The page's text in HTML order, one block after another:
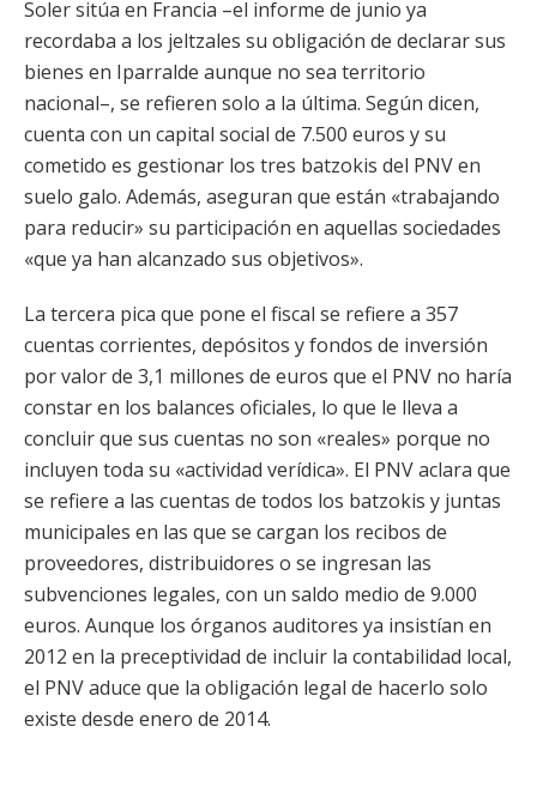
Soler sitúa en Francia –el informe de junio ya
recordaba a los jeltzales su obligación de declarar sus
bienes en Iparralde aunque no sea territorio
nacional–, se refieren solo a la última. Según dicen,
cuenta con un capital social de 7.500 euros y su
cometido es gestionar los tres batzokis del PNV en
suelo galo. Además, aseguran que están «trabajando
para reducir» su participación en aquellas sociedades
«que ya han alcanzado sus objetivos».
La tercera pica que pone el fiscal se refiere a 357
cuentas corrientes, depósitos y fondos de inversión
por valor de 3,1 millones de euros que el PNV no haría
constar en los balances oficiales, lo que le lleva a
concluir que sus cuentas no son «reales» porque no
incluyen toda su «actividad verídica». El PNV aclara que
se refiere a las cuentas de todos los batzokis y juntas
municipales en las que se cargan los recibos de
proveedores, distribuidores o se ingresan las
subvenciones legales, con un saldo medio de 9.000
euros. Aunque los órganos auditores ya insistían en
2012 en la preceptividad de incluir la contabilidad local,
el PNV aduce que la obligación legal de hacerlo solo
existe desde enero de 2014.